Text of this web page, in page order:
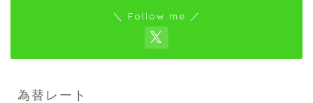
＼ Follow me ／
為替レート